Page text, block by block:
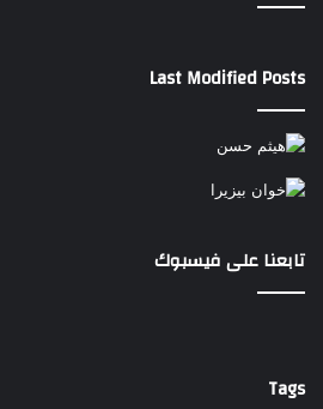
Last Modified Posts
تابعنا على فيسبوك
Tags